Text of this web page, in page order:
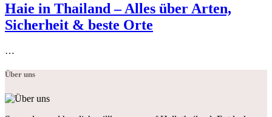
Haie in Thailand – Alles über Arten,
Sicherheit & beste Orte
…
Über uns